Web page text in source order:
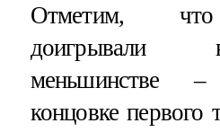
Отметим,
доигрывали
меньшинстве
концовке первого